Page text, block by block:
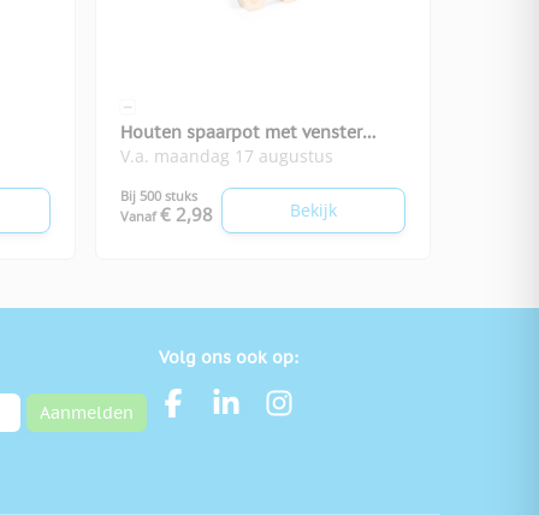
Houten spaarpot met venster
Piggy
V.a. maandag 17 augustus
Bij 500 stuks
Vanaf € 2,98 Bekijk
Aanmelden
Volg ons ook op: